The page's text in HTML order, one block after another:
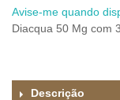
Avise-me quando
Diacqua 50 Mg com
Descrição